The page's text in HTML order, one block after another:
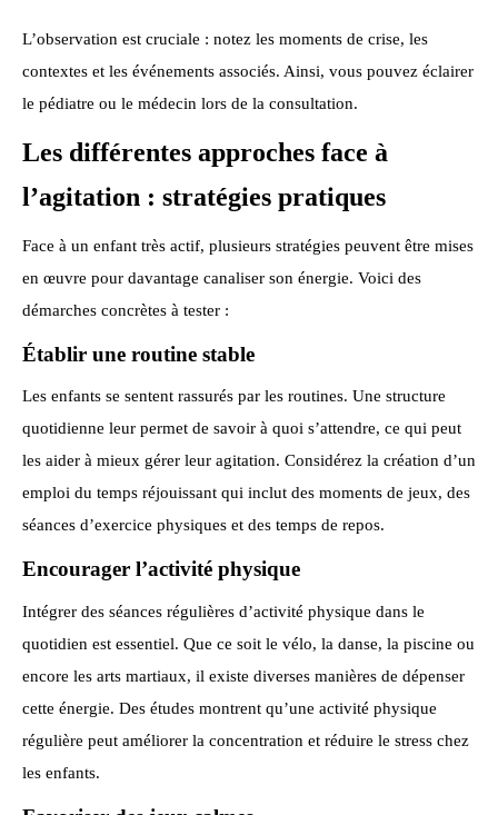
L’observation est cruciale : notez les moments de crise, les
contextes et les événements associés. Ainsi, vous pouvez éclairer
le pédiatre ou le médecin lors de la consultation.
Les différentes approches face à
l’agitation : stratégies pratiques
Face à un enfant très actif, plusieurs stratégies peuvent être mises
en œuvre pour davantage canaliser son énergie. Voici des
démarches concrètes à tester :
Établir une routine stable
Les enfants se sentent rassurés par les routines. Une structure
quotidienne leur permet de savoir à quoi s’attendre, ce qui peut
les aider à mieux gérer leur agitation. Considérez la création d’un
emploi du temps réjouissant qui inclut des moments de jeux, des
séances d’exercice physiques et des temps de repos.
Encourager l’activité physique
Intégrer des séances régulières d’activité physique dans le
quotidien est essentiel. Que ce soit le vélo, la danse, la piscine ou
encore les arts martiaux, il existe diverses manières de dépenser
cette énergie. Des études montrent qu’une activité physique
régulière peut améliorer la concentration et réduire le stress chez
les enfants.